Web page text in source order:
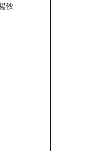
依